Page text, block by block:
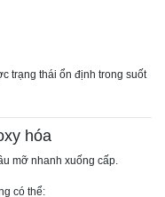
trạng thái ổn định trong suốt
hóa
mỡ nhanh xuống cấp.
có thể: